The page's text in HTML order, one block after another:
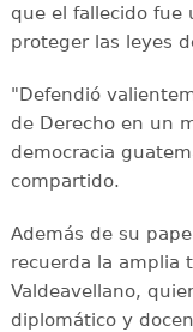
que el fallecido fue
proteger las leyes
"Defendió
de Derecho en un
democracia
compartido.
Además de su
recuerda la amplia
Valdeavellano,
diplomático y